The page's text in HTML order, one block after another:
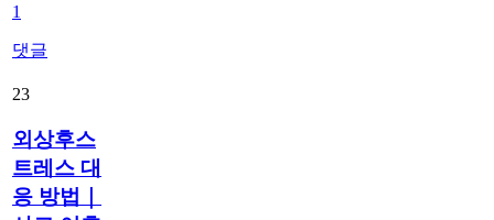
1
댓글
23
외상후스
트레스 대
응 방법｜